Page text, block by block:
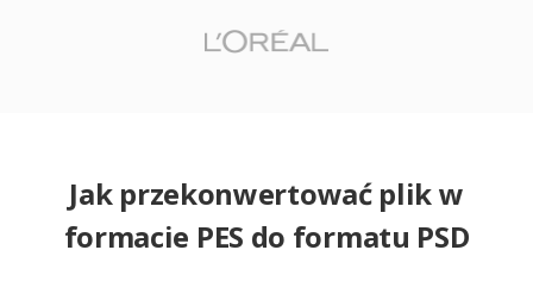
Jak przekonwertować plik w
formacie PES do formatu PSD